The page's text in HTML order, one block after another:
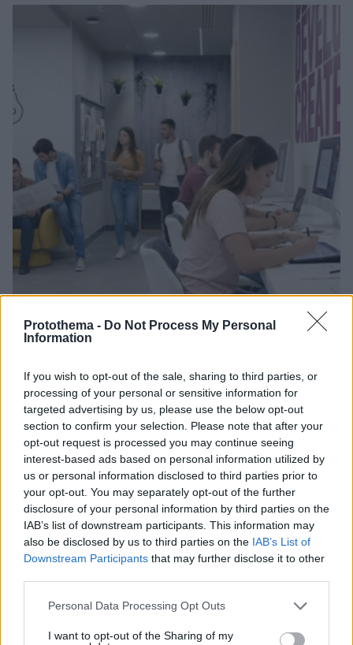
Protothema - Do Not Process My Personal
Information
If you wish to opt-out of the sale, sharing to third parties, or
processing of your personal or sensitive information for
targeted advertising by us, please use the below opt-out
section to confirm your selection. Please note that after your
opt-out request is processed you may continue seeing
interest-based ads based on personal information utilized by
us or personal information disclosed to third parties prior to
your opt-out. You may separately opt-out of the further
disclosure of your personal information by third parties on the
IAB’s list of downstream participants. This information may
also be disclosed by us to third parties on the IAB’s List of
Downstream Participants that may further disclose it to other
Please note that this website/app uses one or more Google
not limited to your visit or usage behaviour. You may click to
Personal Data Processing Opt Outs
I want to opt-out of the Sharing of my
στην Ελλάδα
Εθνική Τράπεζα: Η κορυφαία επιλογή για τη χρηματοδότηση
μεγάλων έργων
30.07.2026, 15:25
Διασκεδάζουμε υπεύθυνα, επιστρέφουμε με ασφάλεια
29.07.2026, 09:39
ΡΟΗ ΕΙΔΗΣΕΩΝ